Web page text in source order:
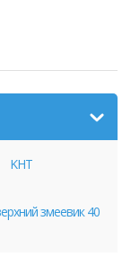
KHT
змеевик 40